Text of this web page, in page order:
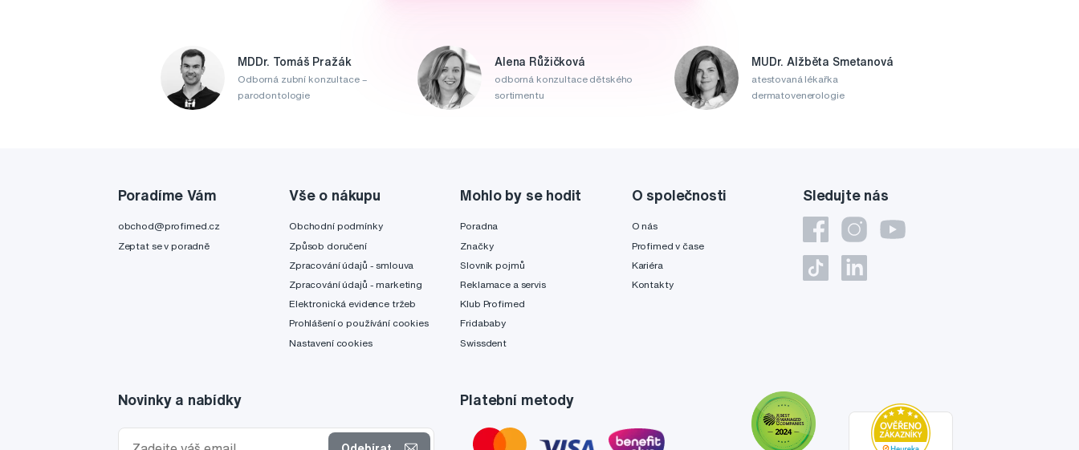
MDDr. Tomáš Pražák
Odborná zubní konzultace –
parodontologie
Alena Růžičková
odborná konzultace dětského
sortimentu
MUDr. Alžběta Smetanová
atestovaná lékařka
dermatovenerologie
Sledujte nás
Poradíme Vám
obchod@profimed.cz
Zeptat se v poradně
Vše o nákupu
Obchodní podmínky
Způsob doručení
Zpracování údajů - smlouva
Zpracování údajů - marketing
Elektronická evidence tržeb
Prohlášení o používání cookies
Nastavení cookies
Mohlo by se hodit
Poradna
Značky
Slovník pojmů
Reklamace a servis
Klub Profimed
Fridababy
Swissdent
O společnosti
O nás
Profimed v čase
Kariéra
Kontakty
Novinky a nabídky Platební metody